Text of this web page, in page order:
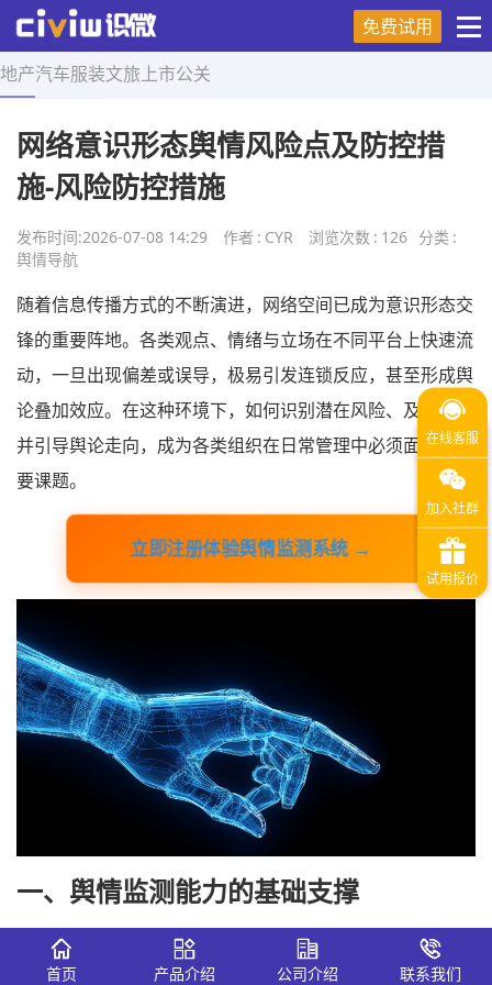
免费试用
地产汽车服装文旅 上市公关
首页 > 舆情导航 > 正文
网络意识形态舆情风险点及防控措
施-风险防控措施
发布时间:2026-07-08 14:29 作者 : CYR 浏览次数 : 126 分类 :
舆情导航
随着信息传播方式的不断演进，网络空间已成为意识形态交
锋的重要阵地。各类观点、情绪与立场在不同平台上快速流
动，一旦出现偏差或误导，极易引发连锁反应，甚至形成舆
论叠加效应。在这种环境下，如何识别潜在风险、及时干预
并引导舆论走向，成为各类组织在日常管理中必须面对的重
要课题。
立即注册体验舆情监测系统 →
一、舆情监测能力的基础支撑
1、识微舆情监测系统的应用实践
首页 产品介绍 公司介绍 联系我们